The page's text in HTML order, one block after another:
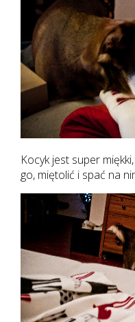
Kocyk jest super
go, miętolić i spać na